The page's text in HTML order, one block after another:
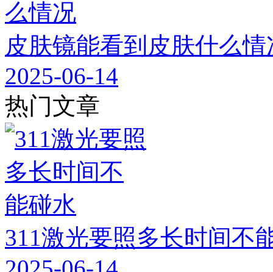
皮肤镜能看到皮肤什么情
2025-06-14
热门文章
311激光要照多长时间不